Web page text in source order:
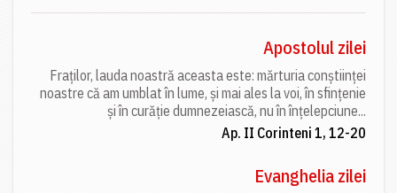
Apostolul zilei
Fraților, lauda noastră aceasta este: mărturia conștiinței
noastre că am umblat în lume, și mai ales la voi, în sfințenie
și în curăție dumnezeiască, nu în înțelepciune...
Ap. II Corinteni 1, 12-20
Evanghelia zilei